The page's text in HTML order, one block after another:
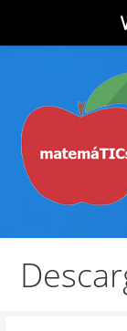
contenido